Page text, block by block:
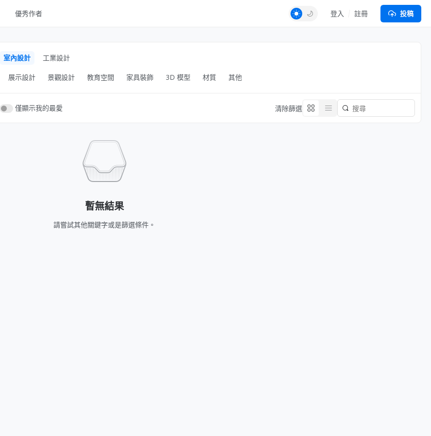
Mockups
其他
優秀作者 登入 註冊 投稿
室內設計 工業設計
展示設計 景觀設計 教育空間 家具裝飾 3D 模型 材質 其他
僅顯示我的最愛 清除篩選
暫無結果
請嘗試其他關鍵字或是篩選條件。